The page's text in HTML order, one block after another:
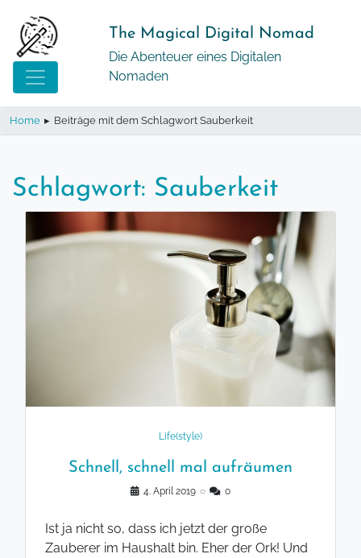
zum
Inhalt
The Magical Digital Nomad
Die Abenteuer eines Digitalen
Nomaden
Home ▸ Beiträge mit dem Schlagwort Sauberkeit
Schlagwort: Sauberkeit
Life(style)
Schnell, schnell mal aufräumen
4. April 2019 ◌ 0
Ist ja nicht so, dass ich jetzt der große
Zauberer im Haushalt bin. Eher der Ork! Und